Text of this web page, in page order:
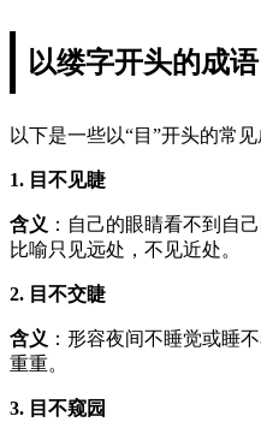
以缕字开头的成语
以下是一些以“目”开头的常见
1. 目不见睫
含义 ：自己的眼睛看不到自
比喻只见远处，不见近处。
2. 目不交睫
含义 ：形容夜间不睡觉或睡
重重。
3. 目不窥园